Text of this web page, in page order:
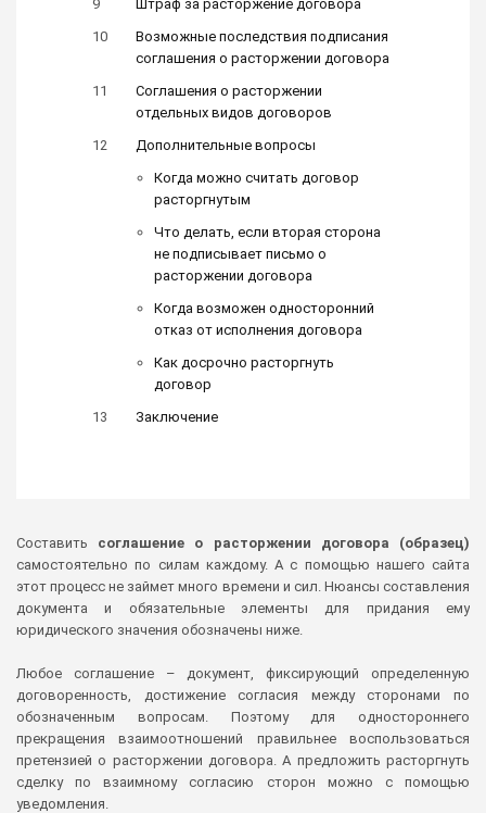
Штраф за расторжение договора
Возможные последствия подписания
соглашения о расторжении договора
Соглашения о расторжении
отдельных видов договоров
Дополнительные вопросы
Когда можно считать договор
расторгнутым
Что делать, если вторая сторона
не подписывает письмо о
расторжении договора
Когда возможен односторонний
отказ от исполнения договора
Как досрочно расторгнуть
договор
Заключение
Составить соглашение о расторжении договора
(образец)
самостоятельно по силам каждому. А с помощью нашего сайта
этот процесс не займет много времени и сил. Нюансы составления
документа и обязательные элементы для придания ему
юридического значения обозначены ниже.
Любое соглашение – документ, фиксирующий определенную
договоренность, достижение согласия между сторонами по
обозначенным вопросам. Поэтому для одностороннего
прекращения взаимоотношений правильнее воспользоваться
претензией о расторжении договора. А предложить расторгнуть
сделку по взаимному согласию сторон можно с помощью
уведомления.